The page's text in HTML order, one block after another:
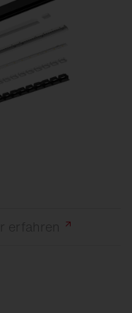
erfahren